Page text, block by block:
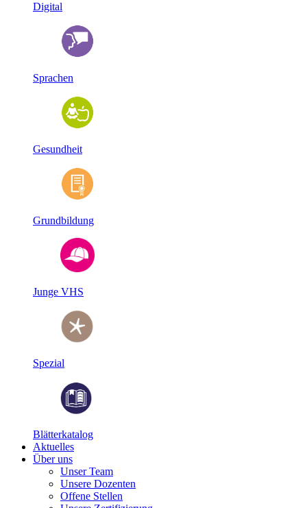
Digital
Sprachen
Gesundheit
Grundbildung
Junge VHS
Spezial
Blätterkatalog
Aktuelles
Über uns
Unser Team
Unsere Dozenten
Offene Stellen